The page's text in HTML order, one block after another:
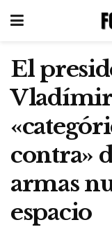
El
Vladímir
contra»
armas
espacio